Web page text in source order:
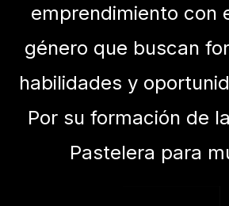
emprendimiento con
género que buscan
habilidades y
Por su formación de
Pastelera para